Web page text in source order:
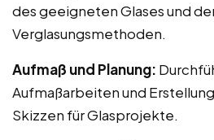
des geeigneten Glases und
Verglasungsmethoden.
Aufmaß und Planung:
Aufmaßarbeiten und
Skizzen für Glasprojekte.